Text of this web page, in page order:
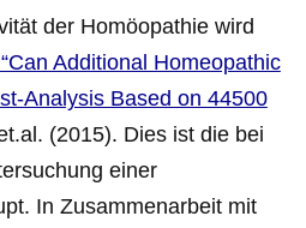
der Homöopathie wird
Additional Homeopathic
Analysis Based on 44500
(2015). Dies ist die bei
einer
In Zusammenarbeit mit